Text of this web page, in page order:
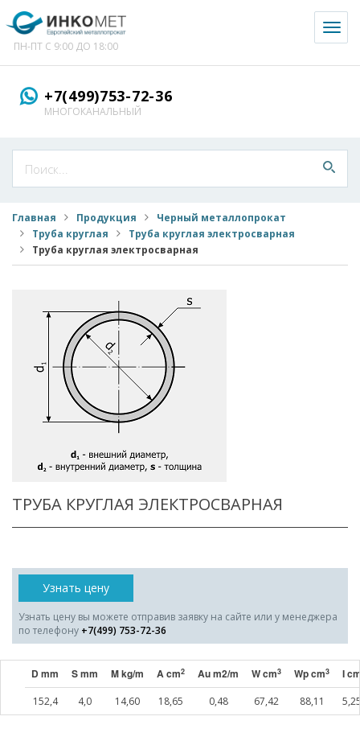
ПН-ПТ С 9:00 ДО 18:00
+7(499)753-72-36
МНОГОКАНАЛЬНЫЙ
Главная Продукция
Черный металлопрокат
Труба круглая
Труба круглая электросварная
Труба круглая электросварная
ТРУБА КРУГЛАЯ ЭЛЕКТРОСВАРНАЯ
Узнать цену
Узнать цену вы можете отправив заявку на сайте или у менеджера
по телефону +7(499) 753-72-36
D mm S mm M kg/m A cm2 Au m2/m W cm3 Wp cm3 I
152,4 4,0 14,60 18,65 0,48 67,42 88,11